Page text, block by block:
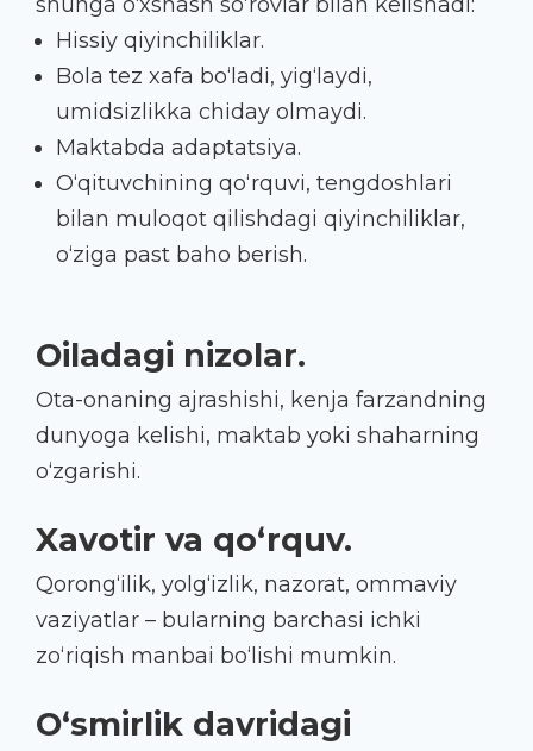
Hissiy qiyinchiliklar.
Bola tez xafa bo‘ladi, yig‘laydi,
umidsizlikka chiday olmaydi.
Maktabda adaptatsiya.
O‘qituvchining qo‘rquvi, tengdoshlari
bilan muloqot qilishdagi qiyinchiliklar,
o‘ziga past baho berish.
Oiladagi nizolar.
Ota-onaning ajrashishi, kenja farzandning
dunyoga kelishi, maktab yoki shaharning
o‘zgarishi.
Xavotir va qo‘rquv.
Qorong‘ilik, yolg‘izlik, nazorat, ommaviy
vaziyatlar – bularning barchasi ichki
zo‘riqish manbai bo‘lishi mumkin.
O‘smirlik davridagi